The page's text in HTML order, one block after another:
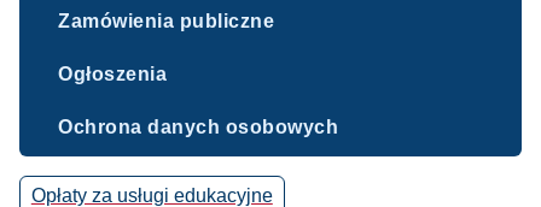
Zamówienia publiczne
Ogłoszenia
Ochrona danych osobowych
Opłaty za usługi edukacyjne